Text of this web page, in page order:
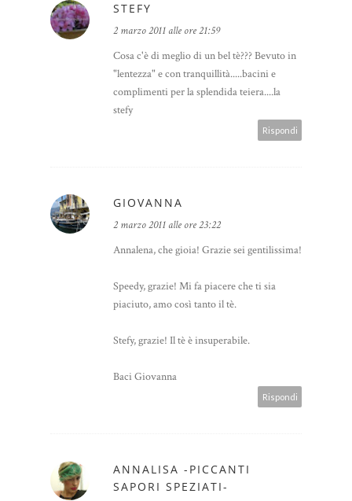
STEFY
2 marzo 2011 alle ore 21:59
Cosa c'è di meglio di un bel tè??? Bevuto in
"lentezza" e con tranquillità.....bacini e
complimenti per la splendida teiera....la
stefy
Rispondi
GIOVANNA
2 marzo 2011 alle ore 23:22
Annalena, che gioia! Grazie sei gentilissima!
Speedy, grazie! Mi fa piacere che ti sia
piaciuto, amo così tanto il tè.
Stefy, grazie! Il tè è insuperabile.
Baci Giovanna
Rispondi
ANNALISA -PICCANTI
SAPORI SPEZIATI-